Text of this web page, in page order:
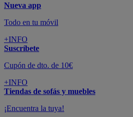
Nueva app
Todo en tu móvil
+INFO
Suscríbete
Cupón de dto. de 10€
+INFO
Tiendas de sofás y muebles
¡Encuentra la tuya!